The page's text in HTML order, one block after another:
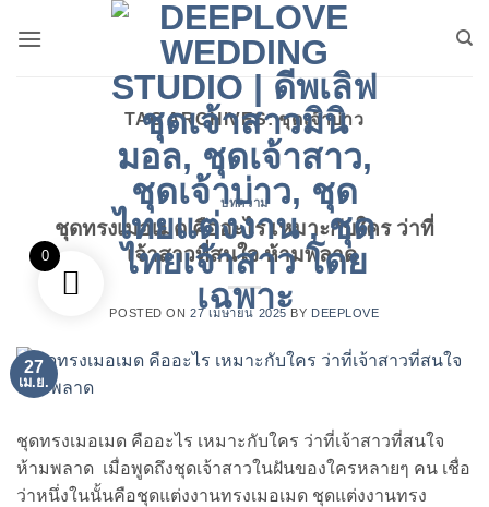
TAG ARCHIVES:ชุดเจ้าบ่าว
บทความ
ชุดทรงเมอเมด คืออะไร เหมาะกับใคร ว่าที่
เจ้าสาวที่สนใจ ห้ามพลาด
POSTED ON27 เมษายน 2025 BY DEEPLOVE
27
เม.ย.
ชุดทรงเมอเมด คืออะไร เหมาะกับใคร ว่าที่เจ้าสาวที่สนใจ
ห้ามพลาด เมื่อพูดถึงชุดเจ้าสาวในฝันของใครหลายๆ คน เชื่อ
ว่าหนึ่งในนั้นคือชุดแต่งงานทรงเมอเมด ชุดแต่งงานทรง
0